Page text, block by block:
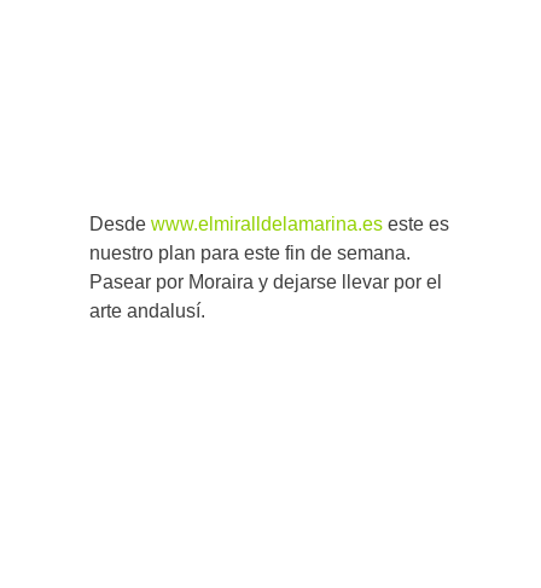
Desde www.elmiralldelamarina.es este es
nuestro plan para este fin de semana.
Pasear por Moraira y dejarse llevar por el
arte andalusí.